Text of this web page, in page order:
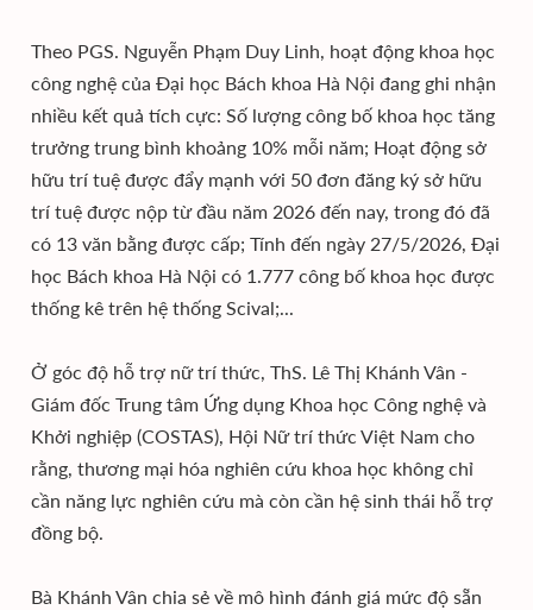
Theo PGS. Nguyễn Phạm Duy Linh, hoạt động khoa học
công nghệ của Đại học Bách khoa Hà Nội đang ghi nhận
nhiều kết quả tích cực: Số lượng công bố khoa học tăng
trưởng trung bình khoảng 10% mỗi năm; Hoạt động sở
hữu trí tuệ được đẩy mạnh với 50 đơn đăng ký sở hữu
trí tuệ được nộp từ đầu năm 2026 đến nay, trong đó đã
có 13 văn bằng được cấp; Tính đến ngày 27/5/2026, Đại
học Bách khoa Hà Nội có 1.777 công bố khoa học được
thống kê trên hệ thống Scival;...
Ở góc độ hỗ trợ nữ trí thức, ThS. Lê Thị Khánh Vân -
Giám đốc Trung tâm Ứng dụng Khoa học Công nghệ và
Khởi nghiệp (COSTAS), Hội Nữ trí thức Việt Nam cho
rằng, thương mại hóa nghiên cứu khoa học không chỉ
cần năng lực nghiên cứu mà còn cần hệ sinh thái hỗ trợ
đồng bộ.
Bà Khánh Vân chia sẻ về mô hình đánh giá mức độ sẵn